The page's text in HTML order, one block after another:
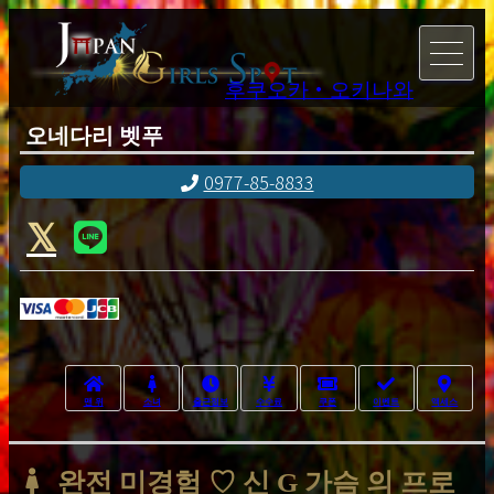
후쿠오카・오키나와
오네다리 벳푸
0977-85-8833
맨 위 소녀 출근정보 수수료 쿠폰 이벤트 액세스
완전 미경험 ♡ 신 G 가슴 의 프로